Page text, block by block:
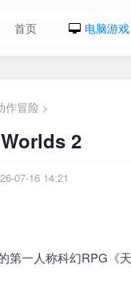
首页 电脑游戏
作冒险 >
2
07-16 14:21
第一人称科幻RPG